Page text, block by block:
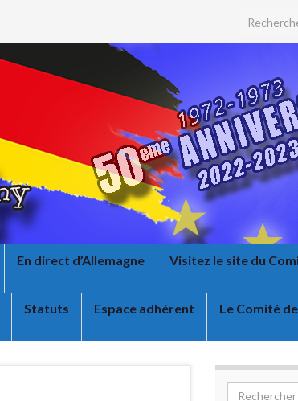
Search for:
En direct d’Allemagne Visitez le site du
Statuts Espace adhérent Le Comité
Search for: